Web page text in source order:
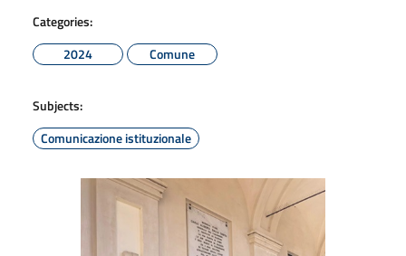
Categories:
2024
Comune
Subjects:
Comunicazione istituzionale